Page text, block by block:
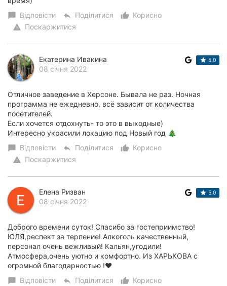
chat_bubble Відповісти reply Поділитися thumb_up_alt
Корисно
warning Поскаржитися
Екатерина Ивакина
08 січня 2022
5.0
Отличное заведение в Херсоне. Бывала не раз. Ночная
программа не ежедневно, всё зависит от количества
посетителей.
Если хочется отдохнуть- то это в выходные)
Интересно украсили локацию под Новый год 🎄
chat_bubble Відповісти reply Поділитися thumb_up_alt
Корисно
warning Поскаржитися
Елена Ризван
08 січня 2022
5.0
Доброго времени суток! Спасибо за гостеприимство!
ЮЛЯ,респект за терпение! Алкоголь качественный,
персонал очень вежливый! Кальян,угодили!
Атмосфера,очень уютно и комфортно. Из ХАРЬКОВА с
огромной благодарностью !♥️
chat_bubble Відповісти reply Поділитися thumb_up_alt
Корисно